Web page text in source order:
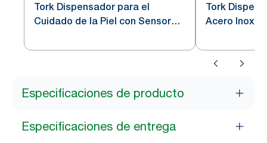
Tork Dispensador para el
Cuidado de la Piel con Sensor
Tork
Acero
Especificaciones de producto
Especificaciones de entrega